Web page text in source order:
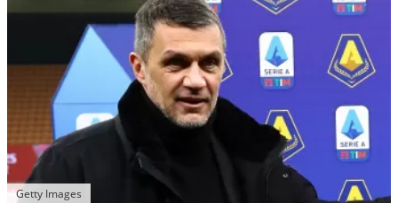
Getty Images